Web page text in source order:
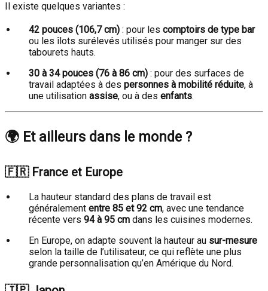
Il existe quelques variantes :
42 pouces (106,7 cm) : pour les comptoirs de type bar
ou les îlots surélevés utilisés pour manger sur des
tabourets hauts.
30 à 34 pouces (76 à 86 cm) : pour des surfaces de
travail adaptées à des personnes à mobilité réduite, à
une utilisation assise, ou à des enfants.
🌍 Et ailleurs dans le monde ?
🇫🇷 France et Europe
La hauteur standard des plans de travail est
généralement entre 85 et 92 cm, avec une tendance
récente vers 94 à 95 cm dans les cuisines modernes.
En Europe, on adapte souvent la hauteur au sur-mesure
selon la taille de l’utilisateur, ce qui reflète une plus
grande personnalisation qu’en Amérique du Nord.